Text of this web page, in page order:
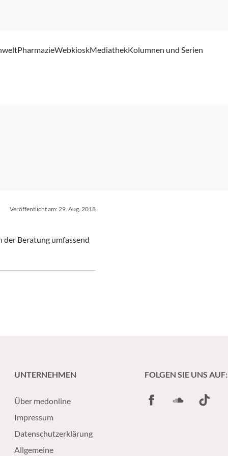
PharmazieWebkioskMediathekKolumnen und Serien
Veröffentlicht am:29. Aug. 2018
der Beratung umfassend
UNTERNEHMEN
Über medonline
Impressum
Datenschutzerklärung
Allgemeine
FOLGEN SIE UNS AUF:
FacebookSoundCloud
TikTok